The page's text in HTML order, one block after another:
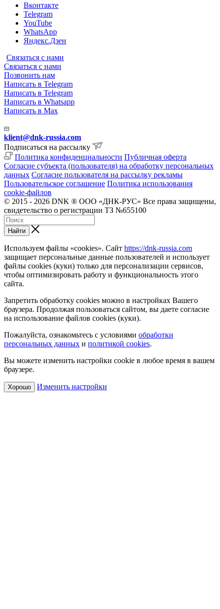
Вконтакте
Telegram
YouTube
WhatsApp
Яндекс.Дзен
Связаться с нами
Связаться с нами
Позвонить нам
Написать в Telegram
Написать в Telegram
Написать в Whatsapp
Написать в Max
klient@dnk-russia.com
Подписаться на рассылку
Политика конфиденциальности Публичная оферта
Согласие субъекта (пользователя) на обработку персональных
данных Согласие пользователя на рассылку рекламы
Пользовательское соглашение Политика использования
cookie-файлов
© 2015 - 2026 DNK ® ООО «ДНК-РУС» Все права защищены,
свидетельство о регистрации ТЗ №655100
Найти
Используем файлы «cookies». Сайт https://dnk-russia.com
защищает персональные данные пользователей и использует
файлы cookies (куки) только для персонализации сервисов,
чтобы оптимизировать работу и функциональность этого
сайта.
Запретить обработку cookies можно в настройках Вашего
браузера. Продолжая пользоваться сайтом, вы даете согласие
на использование файлов cookies (куки).
Пожалуйста, ознакомьтесь с условиями обработки
персональных данных и политикой cookies.
Вы можете изменить настройки cookie в любое время в вашем
браузере.
Хорошо Изменить настройки